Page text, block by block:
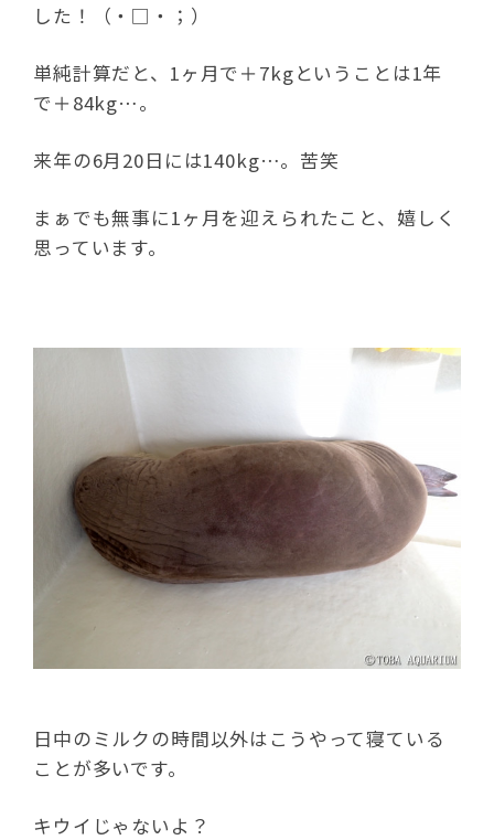
した！（・□・；）
単純計算だと、1ヶ月で＋7kgということは1年
で＋84kg…。
来年の6月20日には140kg…。苦笑
まぁでも無事に1ヶ月を迎えられたこと、嬉しく
思っています。
日中のミルクの時間以外はこうやって寝ている
ことが多いです。
キウイじゃないよ？